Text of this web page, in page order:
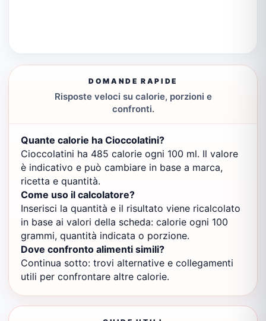
DOMANDE RAPIDE
Risposte veloci su calorie, porzioni e
confronti.
Quante calorie ha Cioccolatini?
Cioccolatini ha 485 calorie ogni 100 ml. Il valore
è indicativo e può cambiare in base a marca,
ricetta e quantità.
Come uso il calcolatore?
Inserisci la quantità e il risultato viene ricalcolato
in base ai valori della scheda: calorie ogni 100
grammi, quantità indicata o porzione.
Dove confronto alimenti simili?
Continua sotto: trovi alternative e collegamenti
utili per confrontare altre calorie.